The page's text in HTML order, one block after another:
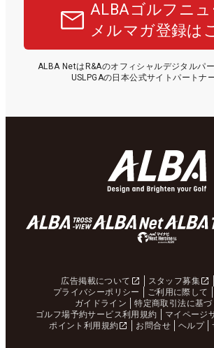
ALBAゴルフニュ
メルマガ登録は
ALBA NetはR&Aのオフィシャルデジタルパ
USLPGAの日本公式サイトパートナ
広告掲載について スタッフ募集
プライバシーポリシー
ご利用に際して
ガイドライン
特定商取引法に基
ゴルフ場予約サービス利用規約
マイページ
ポイント利用規約
お問合せ ヘルプ